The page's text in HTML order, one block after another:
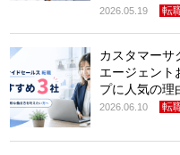
2026.05.19 転
カスタマーサ
エージェント
プに人気の理
2026.06.10 転